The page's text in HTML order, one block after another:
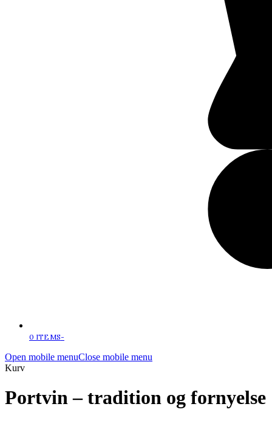
0 ITEMS-
Open mobile menuClose mobile menu
Kurv
Portvin – tradition og fornyelse